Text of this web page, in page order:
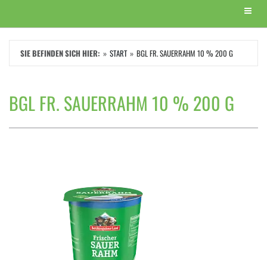
Menü
SIE BEFINDEN SICH HIER: START BGL FR. SAUERRAHM 10 % 200 G
BGL FR. SAUERRAHM 10 % 200 G